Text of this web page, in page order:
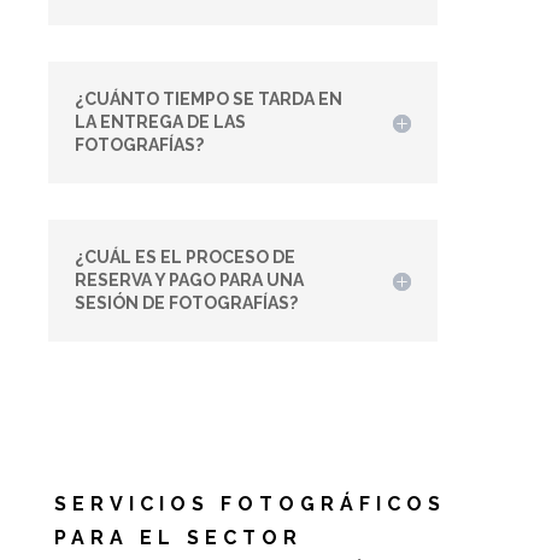
¿CUÁNTO TIEMPO SE TARDA EN
LA ENTREGA DE LAS
FOTOGRAFÍAS?
¿CUÁL ES EL PROCESO DE
RESERVA Y PAGO PARA UNA
SESIÓN DE FOTOGRAFÍAS?
SERVICIOS FOTOGRÁFICOS
PARA EL SECTOR